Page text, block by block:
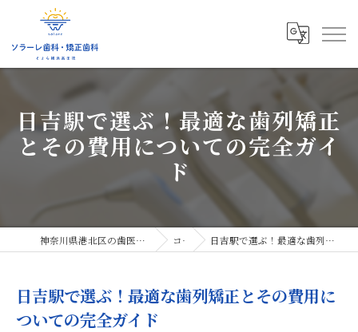
日吉駅で選ぶ！最適な歯列矯正
とその費用についての完全ガイ
ド
神奈川県港北区の歯医者ならソラーレ歯科・矯正歯科 コラム 日吉駅で選ぶ！最適な歯列矯正とその費用についての完全ガイド
日吉駅で選ぶ！最適な歯列矯正とその費用に
ついての完全ガイド